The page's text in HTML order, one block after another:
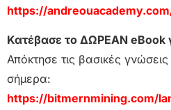
https://
Κατέβασε το ΔΩΡΕΑΝ eBook
Απόκτησε τις βασικές γνώσεις
σήμερα:
https://bitmernmining.com/